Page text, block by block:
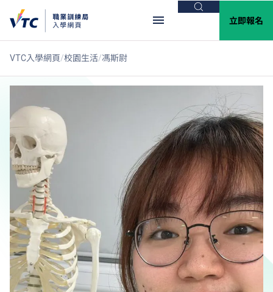
搜尋
立即報名
VTC入學網頁 校園生活 馮斯尉